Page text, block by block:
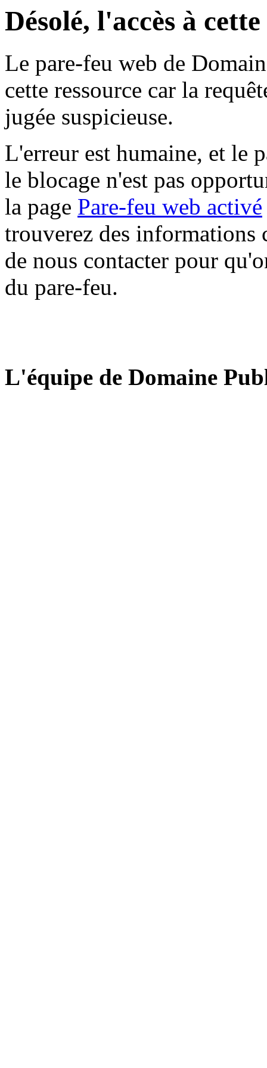
Désolé, l'accès à
Le pare-feu web de
cette ressource car la
jugée suspicieuse.
L'erreur est humaine, et le
le blocage n'est pas
la page Pare-feu web activé
trouverez des informations
de nous contacter pour
du pare-feu.
L'équipe de Domaine